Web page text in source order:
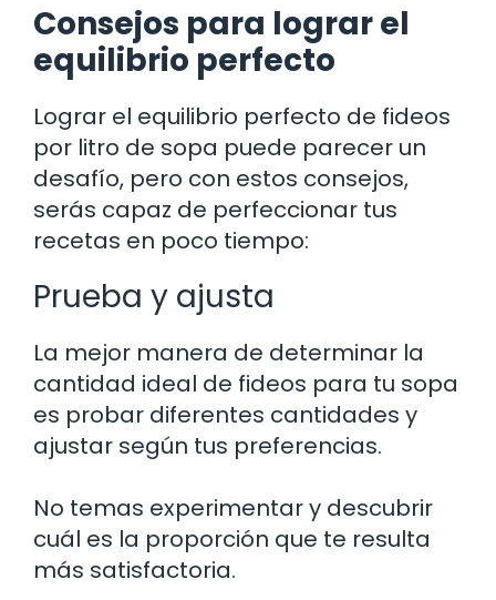
Consejos para lograr el
equilibrio perfecto
Lograr el equilibrio perfecto de fideos
por litro de sopa puede parecer un
desafío, pero con estos consejos,
serás capaz de perfeccionar tus
recetas en poco tiempo:
Prueba y ajusta
La mejor manera de determinar la
cantidad ideal de fideos para tu sopa
es probar diferentes cantidades y
ajustar según tus preferencias.
No temas experimentar y descubrir
cuál es la proporción que te resulta
más satisfactoria.